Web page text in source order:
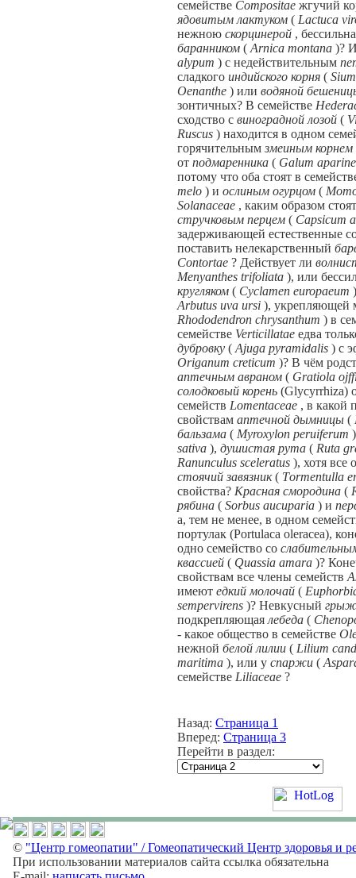
семействе Compositae жгучий
ядовитым лактуком ( Lactuca
нежною скорцинерой ,
баранником (Arnica montana )?
alypum ) с недействительным
сладкого индийского корня (
Oenanthe ) или водяной
зонтичных? В семействе
сходство с виноградной лозой (
Ruscus ) находится в одном
горячительным змеиным корнем
от подмаренника ( Galum
потому что оба стоят в
melo ) и ослиным огурцом (
Solanaceae , каким образом
стручковым перцем ( Capsicum
задерживающей естественные
поставить нелекарственный
Contortae ? Действует ли
Menyanthes trifoliata ), или
кругляком ( Cyclamen europaeum
Arbutus uva ursi ), укрепляющей
Rhododendron chrysanthum ) в
семействе Verticillatae едва
дубровку (Ajuga pyramidalis ) с
Origanum creticum )? В чём
аптечным авраном ( Gratiola
солодковый корень (Glycyrrhiza)
семейств Lomentaceae , в какой
свойствам аптечной дымницы (
бальзама ( Myroxylon peruiferum
sativa ), душистая рута ( Ruta
Ranunculus sceleratus ), хотя все
стоячий завязник( Tоrтепtulla
свойства? Красная смородина (
рябина ( Sorbus aucuparia ) и
а, тем не менее, в одном
портулак (Portulaca oleracea),
одно семейство со
квассией ( Quassia amara )?
свойствам все члены семейств
имеют едкий молочай (
sempervirens )? Невкусный
подкрепляющаялебеда (
- какое общество в семействе
нежной белой лилии ( Lilium
maritima ), или у спаржи (
семействе Liliaceae ?
Назад: Страница 1
Вперед: Страница 3
Перейти в раздел:
© "Центр гомеопатии" / Гомеопатический Центр здоровья и
При использовании материалов сайта ссылка обязательна